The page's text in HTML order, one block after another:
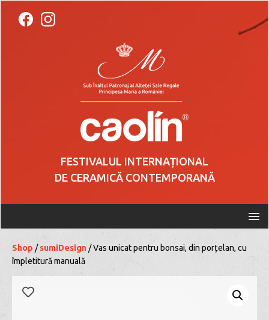
FESTIVALUL INTERNAȚIONAL
DE CERAMICĂ CONTEMPORANĂ
Shop /sumiDesign / Vas unicat pentru bonsai, din porțelan, cu
împletitură manuală